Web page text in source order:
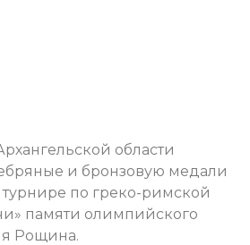
области
и бронзовую медали
по греко-римской
памяти олимпийского
Рощина.